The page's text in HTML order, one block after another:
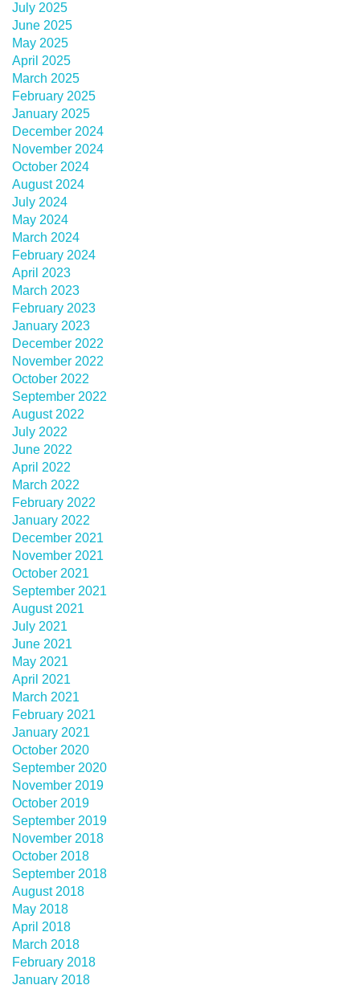
July 2025
June 2025
May 2025
April 2025
March 2025
February 2025
January 2025
December 2024
November 2024
October 2024
August 2024
July 2024
May 2024
March 2024
February 2024
April 2023
March 2023
February 2023
January 2023
December 2022
November 2022
October 2022
September 2022
August 2022
July 2022
June 2022
April 2022
March 2022
February 2022
January 2022
December 2021
November 2021
October 2021
September 2021
August 2021
July 2021
June 2021
May 2021
April 2021
March 2021
February 2021
January 2021
October 2020
September 2020
November 2019
October 2019
September 2019
November 2018
October 2018
September 2018
August 2018
May 2018
April 2018
March 2018
February 2018
January 2018